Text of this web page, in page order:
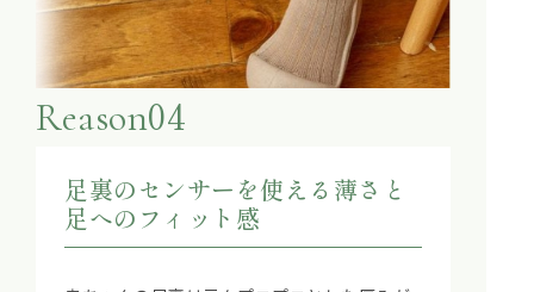
Reason04
足裏のセンサーを使える薄さと
足へのフィット感